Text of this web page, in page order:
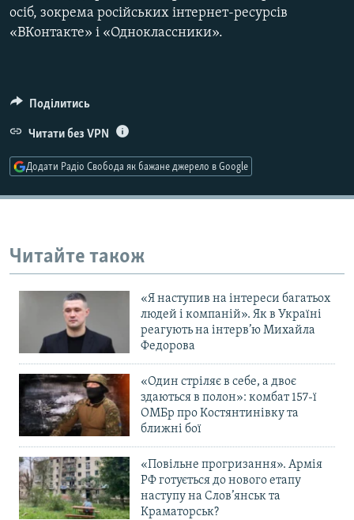
ДОЛУЧАЙСЯ!
Усі сайти RFE/RL
осіб, зокрема російських інтернет-ресурсів
«ВКонтакте» і «Одноклассники».
Поділитись
Читати без VPN
Додати Радіо Свобода як бажане джерело в Google
Читайте також
«Я наступив на інтереси багатьох
людей і компаній». Як в Україні
реагують на інтерв’ю Михайла
Федорова
«Один стріляє в себе, а двоє
здаються в полон»: комбат 157-ї
ОМБр про Костянтинівку та
ближні бої
«Повільне прогризання». Армія
РФ готується до нового етапу
наступу на Слов’янськ та
Краматорськ?